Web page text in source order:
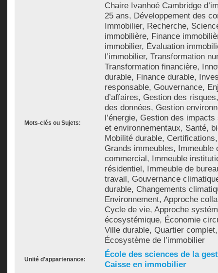
Mots-clés ou Sujets:
Chaire Ivanhoé Cambridge
25 ans, Développement des
Immobilier, Recherche,
immobilière, Finance
immobilier, Évaluation
l’immobilier, Transformation
Transformation financière,
durable, Finance durable,
responsable, Gouvernance,
d’affaires, Gestion des
des données, Gestion
l’énergie, Gestion des
et environnementaux, Santé,
Mobilité durable,
Grands immeubles, Immeuble
commercial, Immeuble
résidentiel, Immeuble de
travail, Gouvernance
durable, Changements
Environnement, Approche
Cycle de vie, Approche
écosystémique, Économie
Ville durable, Quartier
Écosystème de l’immobilier
Unité d'appartenance:
École des sciences de la
Caisse en immobilier